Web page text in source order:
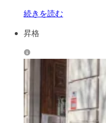
続きを読む
昇格